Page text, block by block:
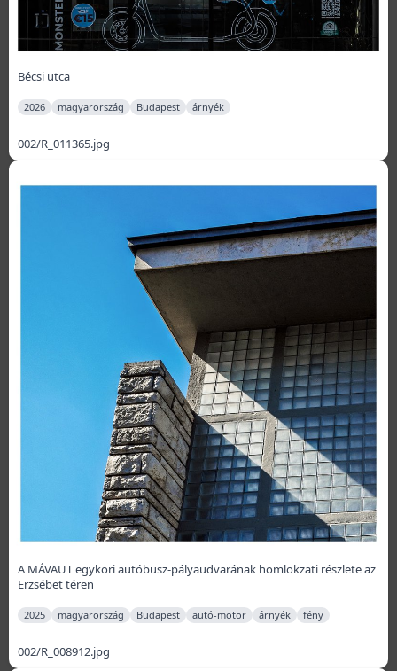
Bécsi utca
2026 magyarország Budapest árnyék
002/R_011365.jpg
A MÁVAUT egykori autóbusz-pályaudvarának homlokzati részlete az
Erzsébet téren
2025 magyarország Budapest autó-motor árnyék fény
002/R_008912.jpg